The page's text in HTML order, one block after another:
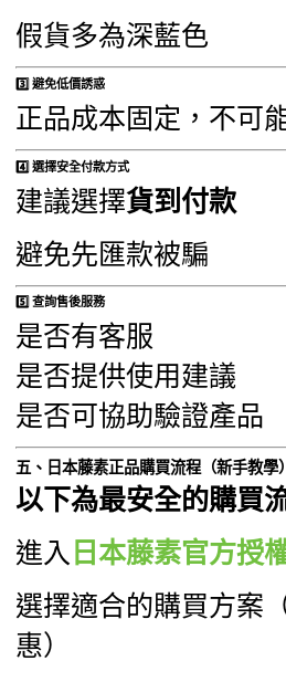
假貨多為深藍色
3️⃣ 避免低價誘惑
正品成本固定，不可
4️⃣ 選擇安全付款方式
建議選擇貨到付款
避免先匯款被騙
5️⃣ 查詢售後服務
是否有客服
是否提供使用建議
是否可協助驗證產品
五、日本藤素正品購買流程（新手教學）
以下為最安全的購買
進入 日本藤素官方授
選擇適合的購買方案
惠）